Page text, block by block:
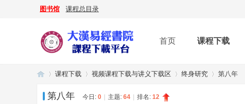
图书馆 课程总目录
首页 课程下载
课程下载 视频课程下载与讲义下载区 终身研究 第八年
第八年 今日: 0 主题: 64 排名: 12